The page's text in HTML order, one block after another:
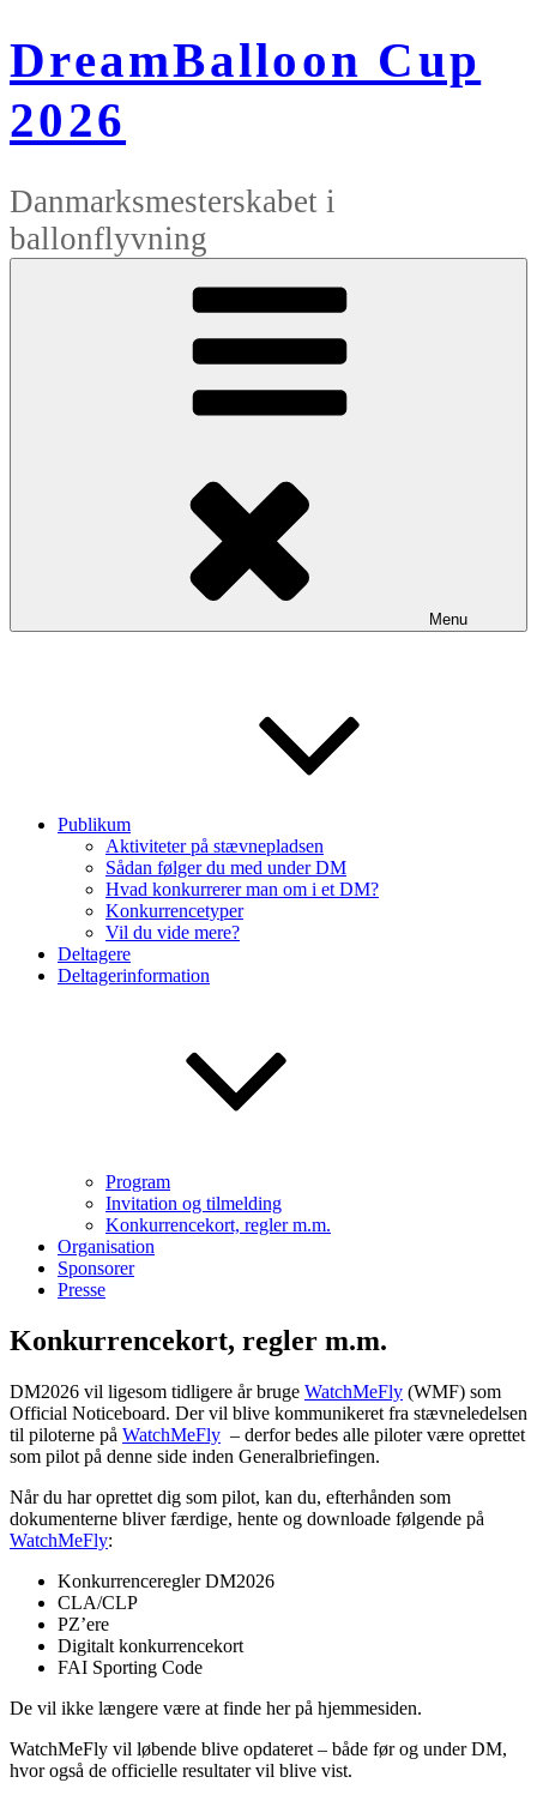
til
indhold
DreamBalloon Cup
2026
Danmarksmesterskabet i
ballonflyvning
Menu
Publikum
Aktiviteter på stævnepladsen
Sådan følger du med under DM
Hvad konkurrerer man om i et DM?
Konkurrencetyper
Vil du vide mere?
Deltagere
Deltagerinformation
Program
Invitation og tilmelding
Konkurrencekort, regler m.m.
Organisation
Sponsorer
Presse
Konkurrencekort, regler m.m.
DM2026 vil ligesom tidligere år bruge WatchMeFly (WMF) som
Official Noticeboard. Der vil blive kommunikeret fra stævneledelsen
til piloterne på WatchMeFly – derfor bedes alle piloter være oprettet
som pilot på denne side inden Generalbriefingen.
Når du har oprettet dig som pilot, kan du, efterhånden som
dokumenterne bliver færdige, hente og downloade følgende på
WatchMeFly:
Konkurrenceregler DM2026
CLA/CLP
PZ’ere
Digitalt konkurrencekort
FAI Sporting Code
De vil ikke længere være at finde her på hjemmesiden.
WatchMeFly vil løbende blive opdateret – både før og under DM,
hvor også de officielle resultater vil blive vist.